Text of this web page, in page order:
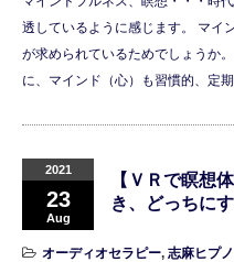
透しているように感じます。 マイ
が求められているためでしょうか
に、マインド（心）も習慣的、定
2021
23
Aug
【ＶＲで瞑想
き、どっちに
オーディオセラピー, 志麻ヒプノ